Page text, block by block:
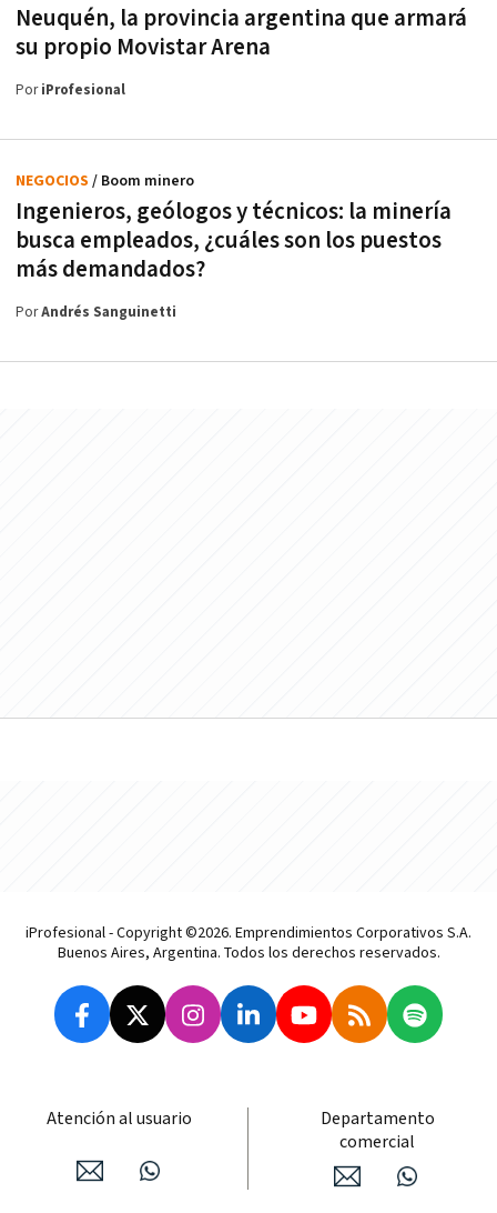
Neuquén, la provincia argentina que armará
su propio Movistar Arena
PoriProfesional
Ingenieros, geólogos y técnicos: la minería
busca empleados, ¿cuáles son los puestos
más demandados?
NEGOCIOS / Boom minero
PorAndrés Sanguinetti
iProfesional - Copyright ©2026. Emprendimientos Corporativos S.A.
Buenos Aires, Argentina. Todos los derechos reservados.
Atención al usuario
Departamento
comercial